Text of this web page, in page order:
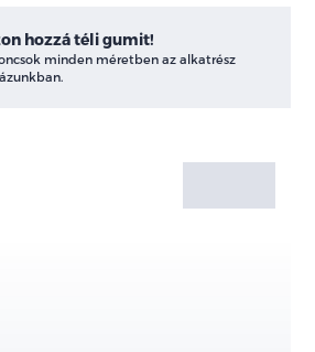
hozzá téli gumit!
minden méretben az alkatrész